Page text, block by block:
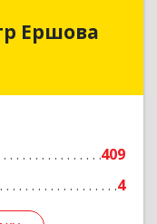
Ершова
409
4
Ершова
Нижний Тагил г,